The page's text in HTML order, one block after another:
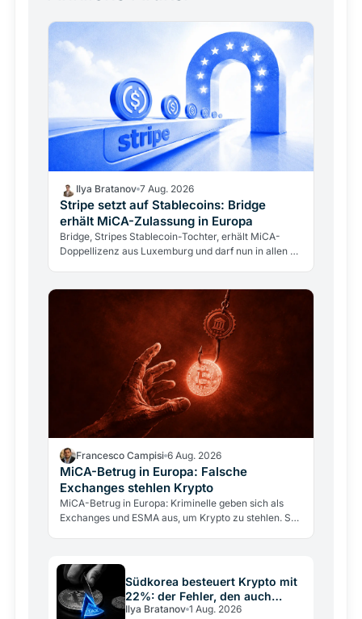
Ilya Bratanov 7 Aug. 2026
Stripe setzt auf Stablecoins: Bridge
erhält MiCA-Zulassung in Europa
Bridge, Stripes Stablecoin-Tochter, erhält MiCA-
Doppellizenz aus Luxemburg und darf nun in allen 27
Francesco Campisi 6 Aug. 2026
MiCA-Betrug in Europa: Falsche
Exchanges stehlen Krypto
MiCA-Betrug in Europa: Kriminelle geben sich als
Exchanges und ESMA aus, um Krypto zu stehlen. So
Südkorea besteuert Krypto mit
22%: der Fehler, den auch
Deutschland kennt
Ilya Bratanov 1 Aug. 2026